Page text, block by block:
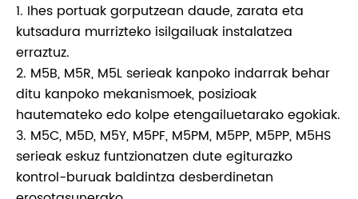
1. Ihes portuak gorputzean daude, zarata eta
kutsadura murrizteko isilgailuak instalatzea
erraztuz.
2. M5B, M5R, M5L serieak kanpoko indarrak behar
ditu kanpoko mekanismoek, posizioak
hautemateko edo kolpe etengailuetarako egokiak.
3. M5C, M5D, M5Y, M5PF, M5PM, M5PP, M5PP, M5HS
serieak eskuz funtzionatzen dute egiturazko
kontrol-buruak baldintza desberdinetan